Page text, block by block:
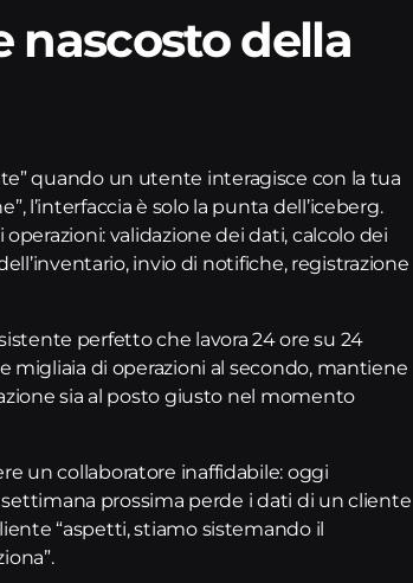
nascosto della
quando un utente interagisce con la tua
l’interfaccia è solo la punta dell’iceberg.
validazione dei dati, calcolo dei
invio di notifiche, registrazione
perfetto che lavora 24 ore su 24
migliaia di operazioni al secondo, mantiene
sia al posto giusto nel momento
un collaboratore inaffidabile: oggi
prossima perde i dati di un cliente
“aspetti, stiamo sistemando il